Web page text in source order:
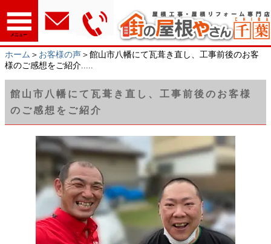
メニュー
ホーム ＞ お客様の声 ＞館山市八幡にて瓦葺き直し、工事前後のお客
様のご感想をご紹介.....
館山市八幡にて瓦葺き直し、工事前後のお客様
のご感想をご紹介